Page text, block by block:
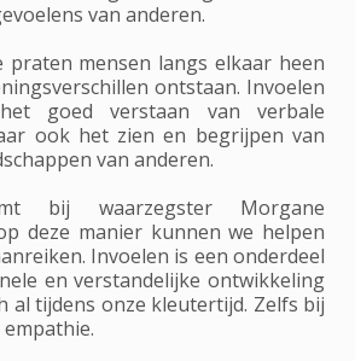
van anderen.
praten mensen langs elkaar heen
ontstaan. Invoelen
goed verstaan van verbale
ook het zien en begrijpen van
van anderen.
bij waarzegster Morgane
deze manier kunnen we helpen
Invoelen is een onderdeel
en verstandelijke ontwikkeling
al tijdens onze kleutertijd. Zelfs bij